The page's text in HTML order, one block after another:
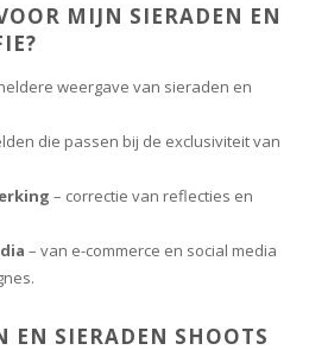
MIJN SIERADEN EN
weergave van sieraden en
die passen bij de exclusiviteit van
– correctie van reflecties en
– van e-commerce en social media
EN SIERADEN SHOOTS